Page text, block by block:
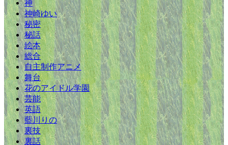
神
神崎ゆい
秘密
秘話
絵本
総合
自主制作アニメ
舞台
花のアイドル学園
芸能
英語
藍川りの
裏技
裏話